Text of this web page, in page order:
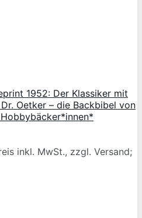
1952: Der Klassiker mit
Oetker – die Backbibel von
inkl. MwSt., zzgl. Versand;